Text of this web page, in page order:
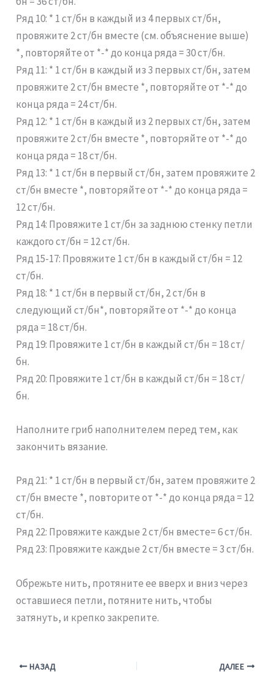
Ряд 10: * 1 ст/бн в каждый из 4 первых ст/бн,
провяжите 2 ст/бн вместе (см. объяснение выше)
*, повторяйте от *-* до конца ряда = 30 ст/бн.
Ряд 11: * 1 ст/бн в каждый из 3 первых ст/бн, затем
провяжите 2 ст/бн вместе *, повторяйте от *-* до
конца ряда = 24 ст/бн.
Ряд 12: * 1 ст/бн в каждый из 2 первых ст/бн, затем
провяжите 2 ст/бн вместе *, повторяйте от *-* до
конца ряда = 18 ст/бн.
Ряд 13: * 1 ст/бн в первый ст/бн, затем провяжите 2
ст/бн вместе *, повторяйте от *-* до конца ряда =
12 ст/бн.
Ряд 14: Провяжите 1 ст/бн за заднюю стенку петли
каждого ст/бн = 12 ст/бн.
Ряд 15-17: Провяжите 1 ст/бн в каждый ст/бн = 12
ст/бн.
Ряд 18: * 1 ст/бн в первый ст/бн, 2 ст/бн в
следующий ст/бн*, повторяйте от *-* до конца
ряда = 18 ст/бн.
Ряд 19: Провяжите 1 ст/бн в каждый ст/бн = 18 ст/
бн.
Ряд 20: Провяжите 1 ст/бн в каждый ст/бн = 18 ст/
бн.
Наполните гриб наполнителем перед тем, как
закончить вязание.
Ряд 21: * 1 ст/бн в первый ст/бн, затем провяжите 2
ст/бн вместе *, повторите от *-* до конца ряда = 12
ст/бн.
Ряд 22: Провяжите каждые 2 ст/бн вместе= 6 ст/бн.
Ряд 23: Провяжите каждые 2 ст/бн вместе = 3 ст/бн.
Обрежьте нить, протяните ее вверх и вниз через
оставшиеся петли, потяните нить, чтобы
затянуть, и крепко закрепите.
НАЗАД ДАЛЕЕ